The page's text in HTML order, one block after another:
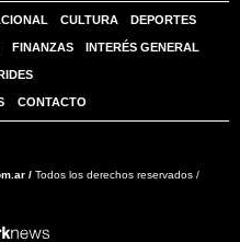
CULTURA DEPORTES
FINANZAS INTERÉS GENERAL
CONTACTO
/Todos los derechos reservados /